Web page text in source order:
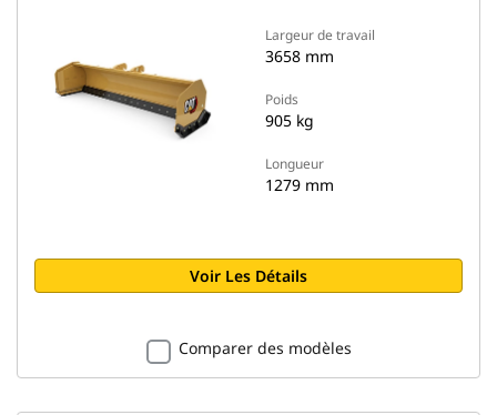
Largeur de travail
3658 mm
Poids
905 kg
Longueur
1279 mm
Voir Les Détails
Comparer des modèles